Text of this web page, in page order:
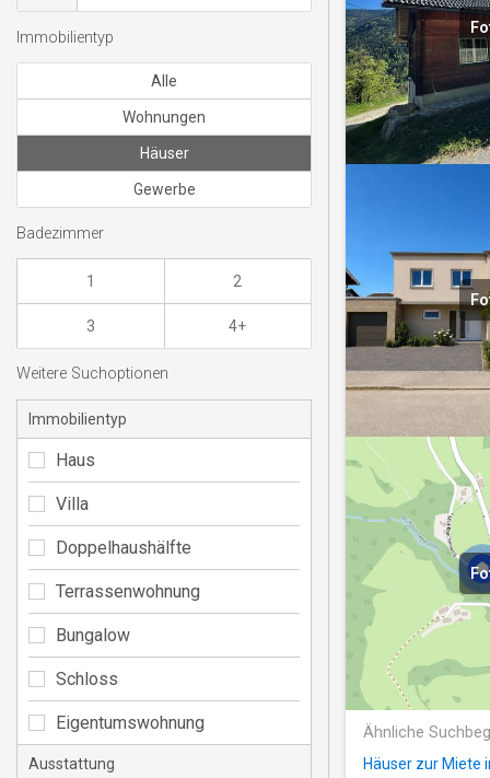
Ähnliche
Häuser zur Miete
Immobilientyp
Alle
Wohnungen
Häuser
Gewerbe
Badezimmer
1 2
3 4+
Weitere Suchoptionen
Immobilientyp
Haus
Villa
Doppelhaushälfte
Terrassenwohnung
Bungalow
Schloss
Eigentumswohnung
Ausstattung